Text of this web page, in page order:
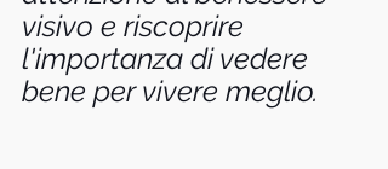
visivo e riscoprire
l'importanza di vedere
bene per vivere meglio.